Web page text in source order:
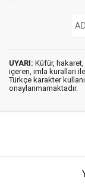
UYARI: Küfür,
içeren, imla kuralları
Türkçe karakter
onaylanmamaktadır.